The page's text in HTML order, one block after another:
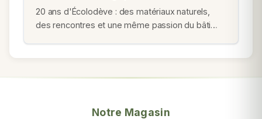
20 ans d'Écolodève : des matériaux naturels,
des rencontres et une même passion du bâti…
Notre Magasin